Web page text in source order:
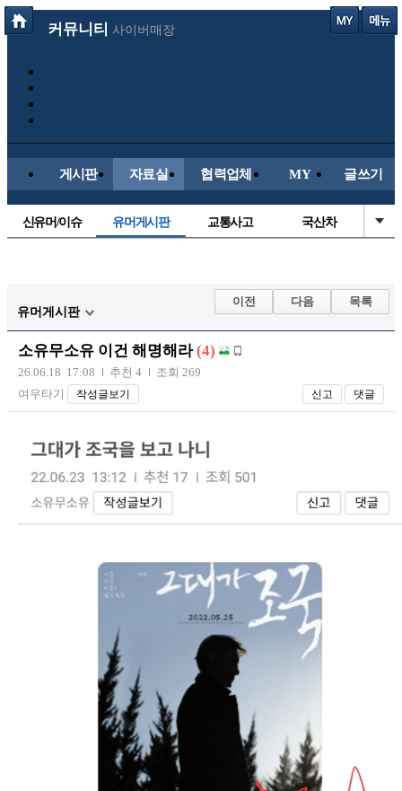
커뮤니티 사이버매장
게시판 자료실 협력업체 MY 글쓰기
신유머/이슈 유머게시판 교통사고 국산차
자유사진 군사/무기
트럭/버스
장착시공사진
유머게시판
이전 다음 목록
소유무소유 이건 해명해라 (4)
26.06.18 17:08 추천 4
조회 269
여우타기
작성글보기 신고 댓글